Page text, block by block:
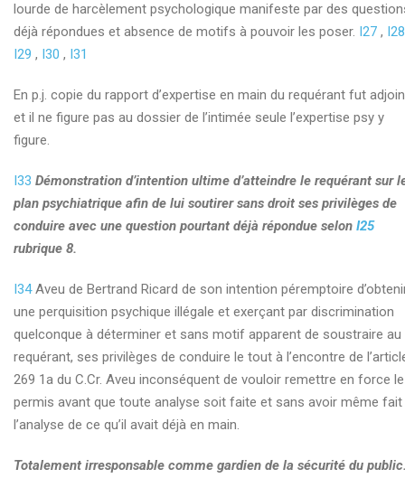
lourde de harcèlement psychologique manifeste par des
déjà répondues et absence de motifs à pouvoir les poser. I27 , I28
I29 , I30 , I31
En p.j. copie du rapport d’expertise en main du requérant fut
et il ne figure pas au dossier de l’intimée seule l’expertise psy y
figure.
I33 Démonstration d’intention ultime d’atteindre le requérant sur
plan psychiatrique afin de lui soutirer sans droit ses privilèges de
conduire avec une question pourtant déjà répondue selon I25
rubrique 8.
I34Aveu de Bertrand Ricard de son intention péremptoire
une perquisition psychique illégale et exerçant par discrimination
quelconque à déterminer et sans motif apparent de soustraire au
requérant, ses privilèges de conduire le tout à l’encontre de
269 1a du C.Cr. Aveu inconséquent de vouloir remettre en force le
permis avant que toute analyse soit faite et sans avoir même fait
l’analyse de ce qu’il avait déjà en main.
Totalement irresponsable comme gardien de la sécurité du